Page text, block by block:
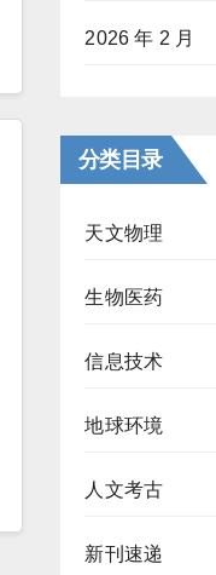
2026 年 2 月
分类目录
天文物理
生物医药
信息技术
地球环境
人文考古
新刊速递